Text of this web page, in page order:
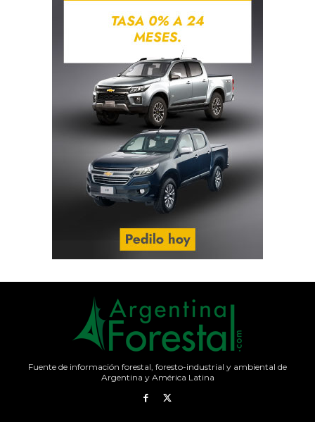
Fuente de información forestal, foresto-industrial y ambiental de
Argentina y América Latina